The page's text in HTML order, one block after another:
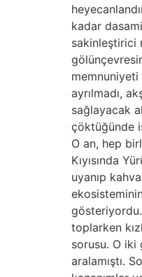
kadar
sakinleştirici
ayrılmadı,
sağlayacak
çöktüğünde
O an, hep
Kıyısında
uyanıp
toplarken
sorusu. O iki
aralamıştı.